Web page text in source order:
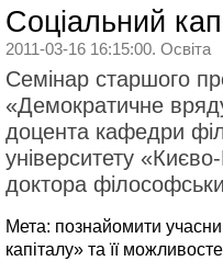
Соціальний
2011-03-16 16:15:00. Освіта
Семінар cтаршого
«Демократичне
доцента кафедри
університету
доктора
Мета: познайомити
капіталу» та її